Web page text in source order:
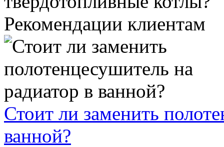
Рекомендации клиентам
Стоит ли заменить
ванной?